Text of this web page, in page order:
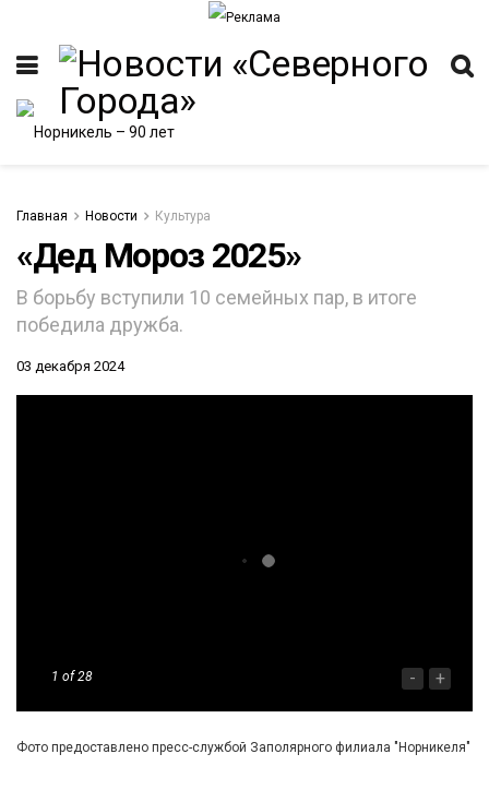
Главная Новости Культура
«Дед Мороз 2025»
В борьбу вступили 10 семейных пар, в итоге
победила дружба.
03 декабря 2024
1 of 28 - +
Фото предоставлено пресс-службой Заполярного филиала "Норникеля"